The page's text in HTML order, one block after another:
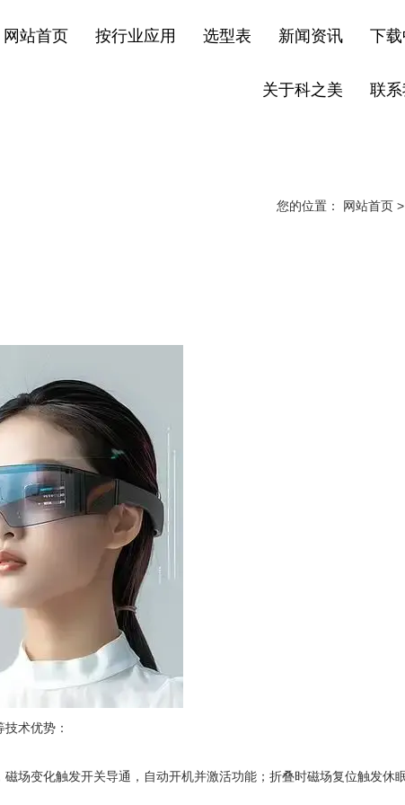
网站首页 按行业应用 选型表 新闻资讯 下
关于科之美 联系
您的位置： 网站首页 >
术优势：
场变化触发开关导通，自动开机并激活功能；折叠时磁场复位触发休